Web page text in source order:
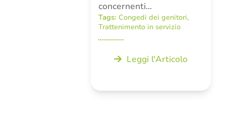
concernenti…
Tags: Congedi dei genitori,
Trattenimento in servizio
Leggi l'Articolo